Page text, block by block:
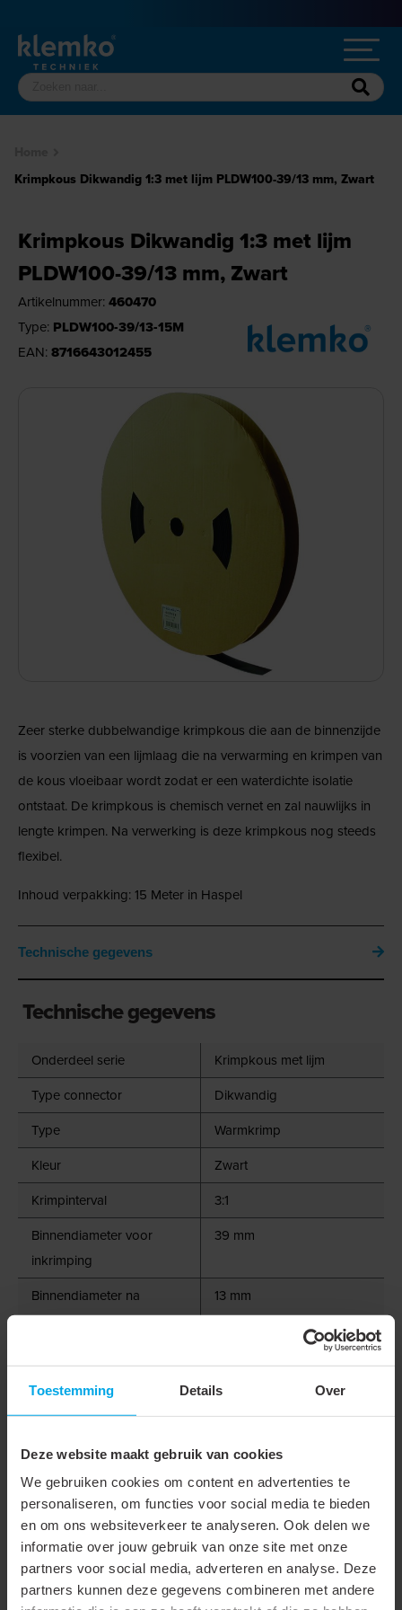
Toestemming Details Over
Deze website maakt gebruik van cookies
We gebruiken cookies om content en advertenties te
personaliseren, om functies voor social media te bieden
en om ons websiteverkeer te analyseren. Ook delen we
informatie over jouw gebruik van onze site met onze
partners voor social media, adverteren en analyse. Deze
partners kunnen deze gegevens combineren met andere
Krimpkous Dikwandig 1:3 met lijm PLDW100-39/13 mm, Zwart
Krimpkous Dikwandig 1:3 met lijm
PLDW100-39/13 mm, Zwart
Artikelnummer: 460470
Type: PLDW100-39/13-15M
EAN: 8716643012455
Zeer sterke dubbelwandige krimpkous die aan de binnenzijde
is voorzien van een lijmlaag die na verwarming en krimpen van
de kous vloeibaar wordt zodat er een waterdichte isolatie
ontstaat. De krimpkous is chemisch vernet en zal nauwlijks in
lengte krimpen. Na verwerking is deze krimpkous nog steeds
flexibel.
Inhoud verpakking: 15 Meter in Haspel
Technische gegevens
Technische gegevens
Onderdeel serie
Krimpkous met lijm
Type connector
Dikwandig
Type
Warmkrimp
Kleur
Zwart
Krimpinterval
3:1
Binnendiameter voor
inkrimping
39 mm
Binnendiameter na
inkrimping
13 mm
Nom. diameter in inch
1 1/2"
Bedrijfstemperatuur
-55 - 85 °C
Krimptemperatuur
Materiaal
Polyolefine (XLPO)
Halogeenvrij
Met inwendige kleefstof